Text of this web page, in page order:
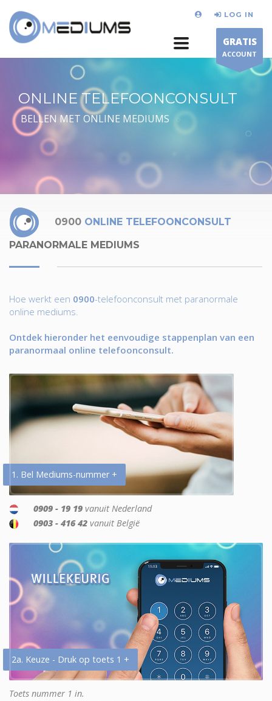
LOG IN
GRATIS
ACCOUNT
ONLINE TELEFOONCONSULT
BELLEN MET ONLINE MEDIUMS
0900 ONLINE TELEFOONCONSULT
PARANORMALE MEDIUMS
Hoe werkt een 0900-telefoonconsult met paranormale
online mediums.
Ontdek hieronder het eenvoudige stappenplan van een
paranormaal online telefoonconsult.
1. Bel Mediums-nummer +
0909 - 19 19 vanuit Nederland
0903 - 416 42 vanuit België
2a. Keuze - Druk op toets 1 +
Toets nummer 1 in.